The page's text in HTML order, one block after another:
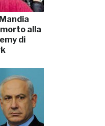
alla
di